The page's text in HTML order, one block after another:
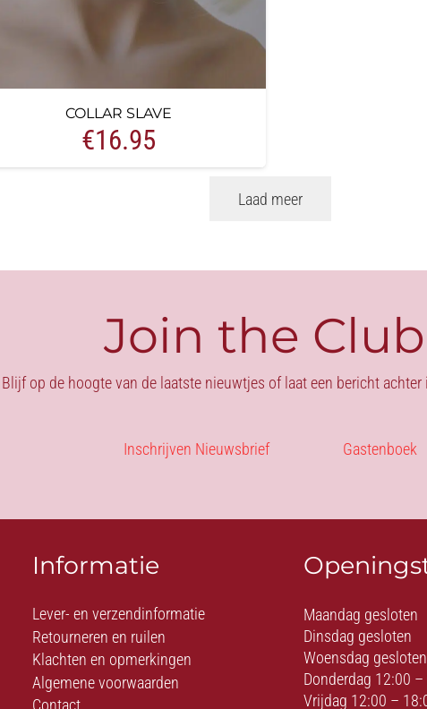
COLLAR SLAVE
€16.95
Laad meer
Join the
Blijf op de hoogte van de laatste nieuwtjes of laat een bericht
Inschrijven Nieuwsbrief Gastenboek
Informatie
Lever- en verzendinformatie
Retourneren en ruilen
Klachten en opmerkingen
Algemene voorwaarden
Maandag gesloten
Dinsdag gesloten
Woensdag gesloten
Donderdag 12:00
Vrijdag 12:00 –